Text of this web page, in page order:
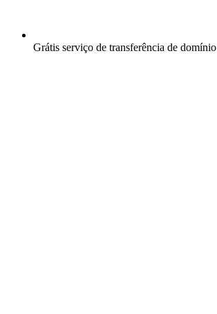
Grátis serviço de transferência de domínio